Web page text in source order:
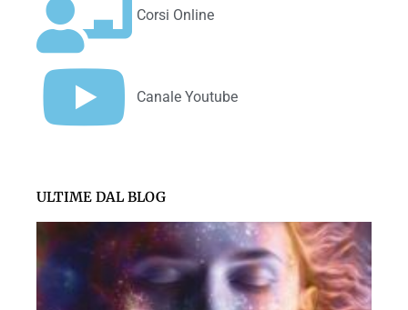
Corsi Online
Canale Youtube
ULTIME DAL BLOG